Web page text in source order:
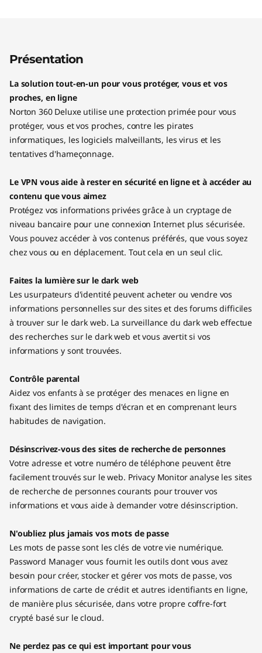
Présentation
La solution tout-en-un pour vous protéger, vous et vos
proches, en ligne
Norton 360 Deluxe utilise une protection primée pour vous
protéger, vous et vos proches, contre les pirates
informatiques, les logiciels malveillants, les virus et les
tentatives d'hameçonnage.
Le VPN vous aide à rester en sécurité en ligne et à accéder au
contenu que vous aimez
Protégez vos informations privées grâce à un cryptage de
niveau bancaire pour une connexion Internet plus sécurisée.
Vous pouvez accéder à vos contenus préférés, que vous soyez
chez vous ou en déplacement. Tout cela en un seul clic.
Faites la lumière sur le dark web
Les usurpateurs d'identité peuvent acheter ou vendre vos
informations personnelles sur des sites et des forums difficiles
à trouver sur le dark web. La surveillance du dark web effectue
des recherches sur le dark web et vous avertit si vos
informations y sont trouvées.
Contrôle parental
Aidez vos enfants à se protéger des menaces en ligne en
fixant des limites de temps d'écran et en comprenant leurs
habitudes de navigation.
Désinscrivez-vous des sites de recherche de personnes
Votre adresse et votre numéro de téléphone peuvent être
facilement trouvés sur le web. Privacy Monitor analyse les sites
de recherche de personnes courants pour trouver vos
informations et vous aide à demander votre désinscription.
N'oubliez plus jamais vos mots de passe
Les mots de passe sont les clés de votre vie numérique.
Password Manager vous fournit les outils dont vous avez
besoin pour créer, stocker et gérer vos mots de passe, vos
informations de carte de crédit et autres identifiants en ligne,
de manière plus sécurisée, dans votre propre coffre-fort
crypté basé sur le cloud.
Ne perdez pas ce qui est important pour vous